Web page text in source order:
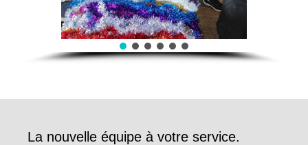
La nouvelle équipe à votre service.